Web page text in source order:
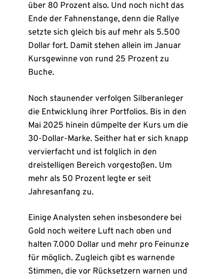
über 80 Prozent also. Und noch nicht das
Ende der Fahnenstange, denn die Rallye
setzte sich gleich bis auf mehr als 5.500
Dollar fort. Damit stehen allein im Januar
Kursgewinne von rund 25 Prozent zu
Buche.
Noch staunender verfolgen Silberanleger
die Entwicklung ihrer Portfolios. Bis in den
Mai 2025 hinein dümpelte der Kurs um die
30-Dollar-Marke. Seither hat er sich knapp
vervierfacht und ist folglich in den
dreistelligen Bereich vorgestoßen. Um
mehr als 50 Prozent legte er seit
Jahresanfang zu.
Einige Analysten sehen insbesondere bei
Gold noch weitere Luft nach oben und
halten 7.000 Dollar und mehr pro Feinunze
für möglich. Zugleich gibt es warnende
Stimmen, die vor Rücksetzern warnen und